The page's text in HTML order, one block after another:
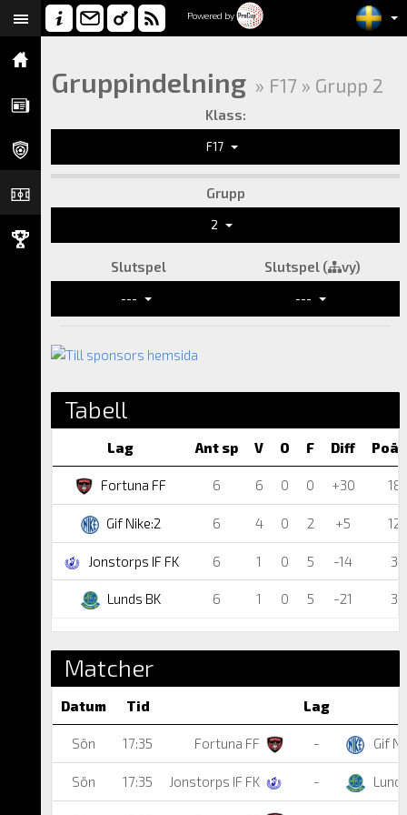
Powered by
Gruppindelning » F17 » Grupp 2
Klass:
F17
Grupp
2
Slutspel Slutspel ( vy)
--- ---
Tabell
Lag Ant sp V O F Diff
Fortuna FF 6 6 0 0 +30 18
Gif Nike:2 6 4 0 2 +5 12
Jonstorps IF FK 6 1 0 5 -14 3
Lunds BK 6 1 0 5 -21 3
Matcher
Datum Tid Lag
Sön 17:35 Fortuna FF - Gif
Sön 17:35 Jonstorps IF FK -